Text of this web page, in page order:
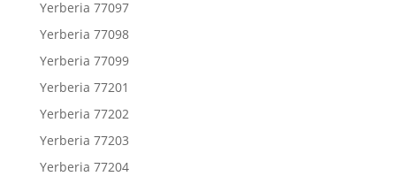
Yerberia 77097
Yerberia 77098
Yerberia 77099
Yerberia 77201
Yerberia 77202
Yerberia 77203
Yerberia 77204